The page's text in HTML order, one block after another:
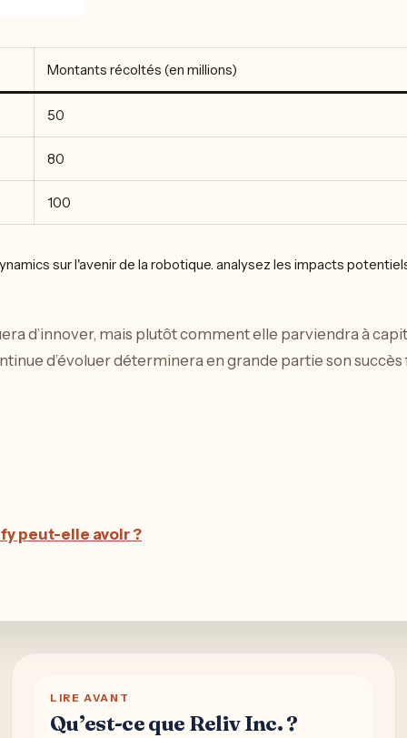
Montants récoltés (en millions)
50
80
100
d’innover, mais plutôt comment elle parviendra à
d’évoluer déterminera en grande partie son succès
peut-elle avoir ?
LIRE AVANT
Qu’est-ce que Reliv Inc. ?